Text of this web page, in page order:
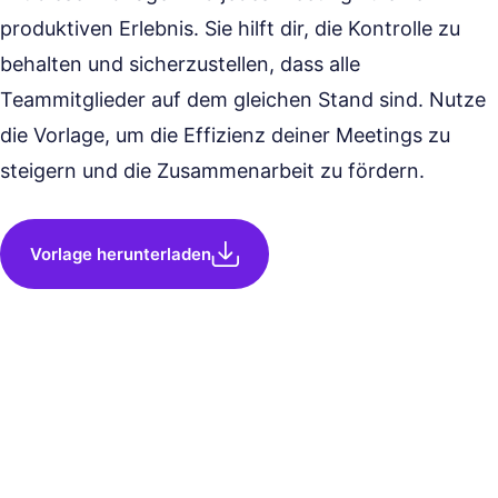
produktiven Erlebnis. Sie hilft dir, die Kontrolle zu
behalten und sicherzustellen, dass alle
Teammitglieder auf dem gleichen Stand sind. Nutze
die Vorlage, um die Effizienz deiner Meetings zu
steigern und die Zusammenarbeit zu fördern.
Vorlage herunterladen